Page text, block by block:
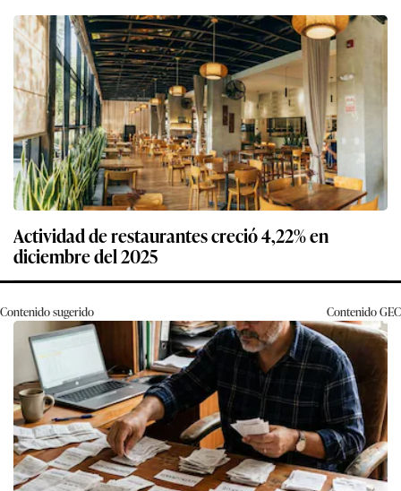
Actividad de restaurantes creció 4,22% en
diciembre del 2025
Contenido sugerido ContenidoGEC